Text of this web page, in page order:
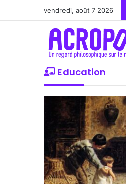
vendredi, août 7 2026
Education